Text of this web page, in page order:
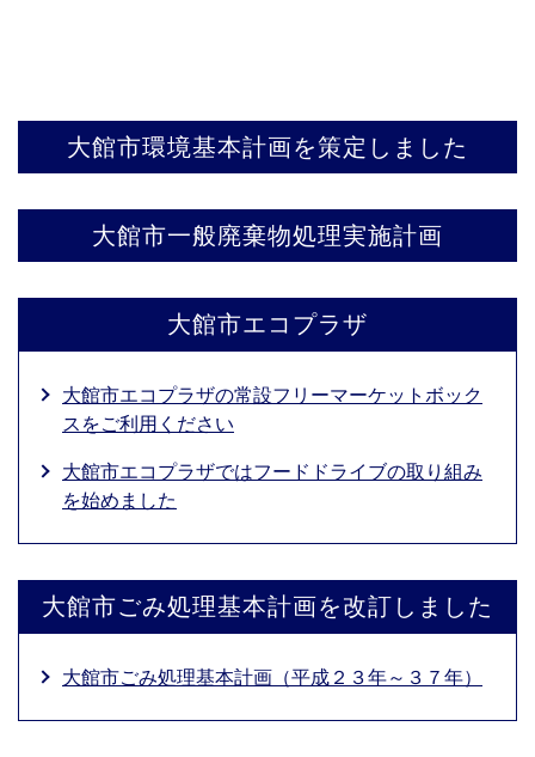
大館市環境基本計画を策定しました
大館市一般廃棄物処理実施計画
大館市エコプラザ
大館市エコプラザの常設フリーマーケットボック
スをご利用ください
大館市エコプラザではフードドライブの取り組み
を始めました
大館市ごみ処理基本計画を改訂しました
大館市ごみ処理基本計画（平成２３年～３７年）